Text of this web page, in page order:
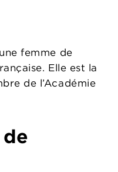
femme de
Elle est la
de l’Académie